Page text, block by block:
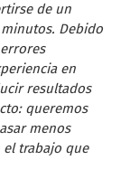
de un
Debido
en
resultados
queremos
menos
el trabajo que